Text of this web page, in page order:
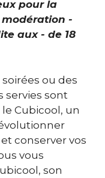
pour la
-
aux - de 18
ou des
servies sont
Cubicool, un
conserver vos
vous
son